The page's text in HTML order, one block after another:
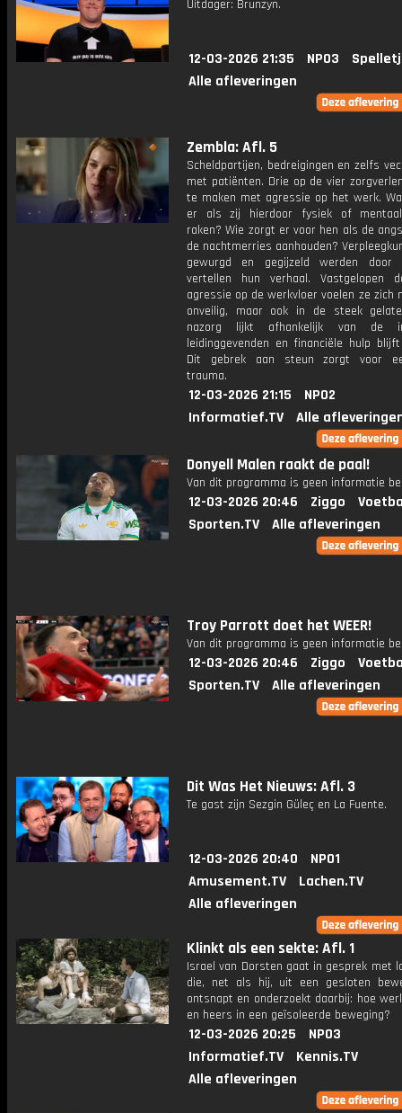
Uitdager: Brunzyn.
12-03-2026 21:35 NPO3
Alle afleveringen
Zembla: Afl. 5
Scheldpartijen, bedreigingen en zelfs
met patiënten. Drie op de vier
te maken met agressie op het werk.
er als zij hierdoor fysiek of
raken? Wie zorgt er voor hen als de
de nachtmerries aanhouden?
gewurgd en gegijzeld werden door
vertellen hun verhaal. Vastgelopen
agressie op de werkvloer voelen ze zich
onveilig, maar ook in de steek
nazorg lijkt afhankelijk van de
leidinggevenden en financiële hulp
Dit gebrek aan steun zorgt voor
trauma.
12-03-2026 21:15
NPO2
Informatief.TV
Alle
Donyell Malen raakt de paal!
Van dit programma is geen informatie
12-03-2026 20:46 Ziggo
Sporten.TV
Alle afleveringen
Troy Parrott doet het WEER!
Van dit programma is geen informatie
12-03-2026 20:46 Ziggo
Sporten.TV
Alle afleveringen
Dit Was Het Nieuws: Afl. 3
Te gast zijn Sezgin Güleç en La Fuente.
12-03-2026 20:40
NPO1
Amusement.TV
Lachen.TV
Alle afleveringen
Klinkt als een sekte: Afl. 1
Israel van Dorsten gaat in gesprek met
die, net als hij, uit een gesloten
ontsnapt en onderzoekt daarbij: hoe
en heers in een geïsoleerde beweging?
12-03-2026 20:25
NPO3
Informatief.TV
Kennis.TV
Alle afleveringen